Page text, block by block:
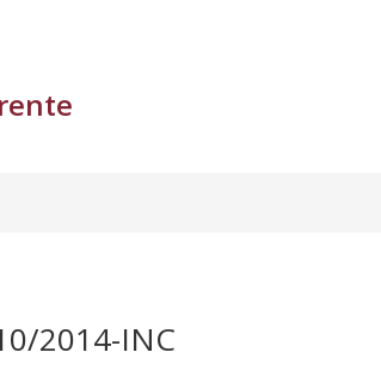
2014-INC